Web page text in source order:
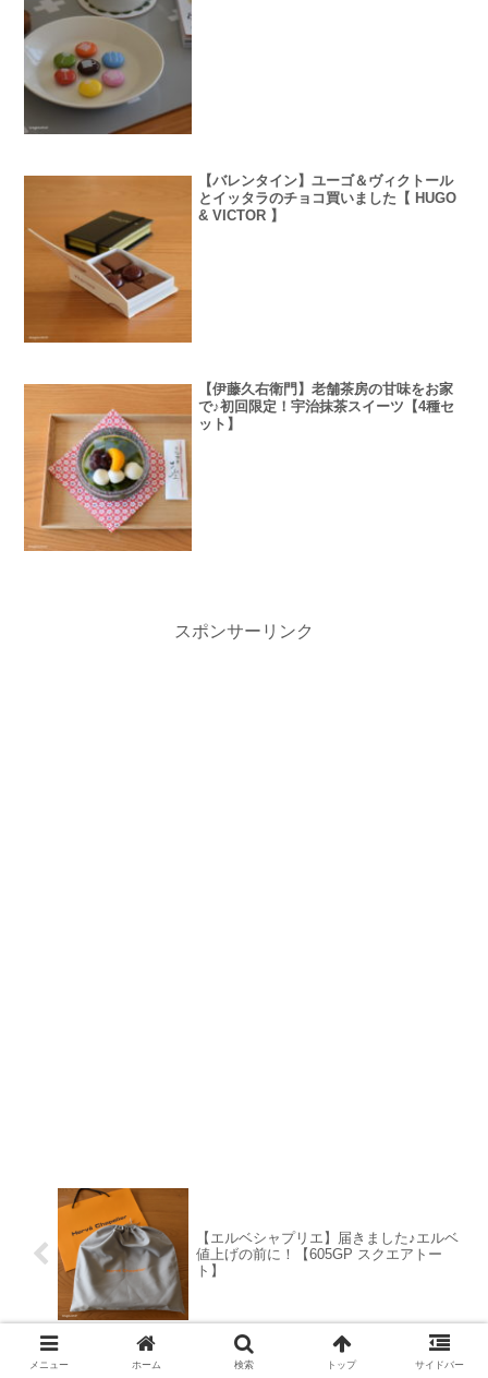
【バレンタイン】ユーゴ＆ヴィクトール
とイッタラのチョコ買いました【 HUGO
& VICTOR 】
【伊藤久右衛門】老舗茶房の甘味をお家
で♪初回限定！宇治抹茶スイーツ【4種セ
ット】
スポンサーリンク
【エルベシャプリエ】届きました♪エルベ
値上げの前に！【605GP スクエアトー
ト】
メニュー ホーム 検索 トップ サイドバー